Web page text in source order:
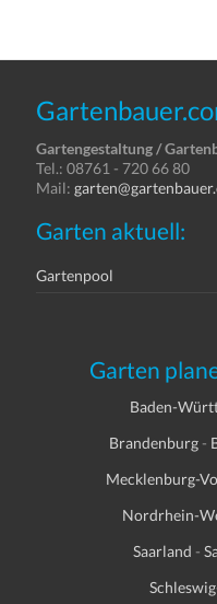
Gartengestaltung /
Tel.: 08761 - 720 66 80
Mail:
Garten aktuell:
Gartenpool
Garten
Baden-
Brandenburg-
Mecklenburg-
Nordrhein-
Saarland -